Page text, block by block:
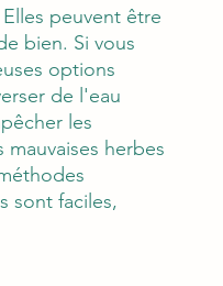
peuvent être
bien. Si vous
options
de l'eau
les
mauvaises herbes
sont faciles,